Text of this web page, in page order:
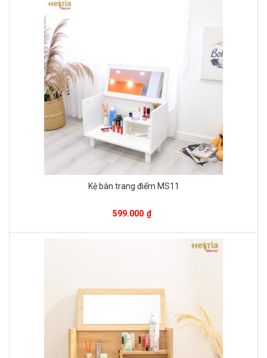
Kệ bàn trang điểm MS11
599.000 ₫